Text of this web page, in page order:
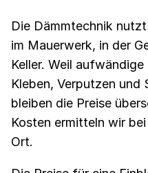
Die Dämmtechnik
im Mauerwerk, in der
Keller. Weil
Kleben, Verputzen und
bleiben die Preise
Kosten ermitteln wir
Ort.